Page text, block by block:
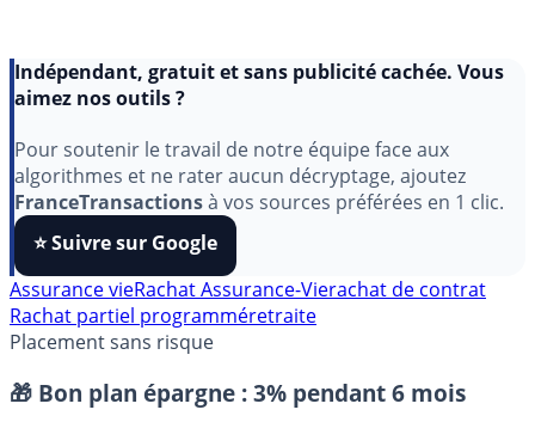
aimez nos outils ?
Pour soutenir le travail de notre équipe face aux
algorithmes et ne rater aucun décryptage, ajoutez
FranceTransactionsà vos sources préférées en 1 clic.
⭐️ Suivre sur Google
Assurance vieRachat Assurance-Vie
Placement sans risque